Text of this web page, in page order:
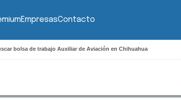
EmpresasContacto
bolsa de trabajo Auxiliar de Aviación en Chihuahua